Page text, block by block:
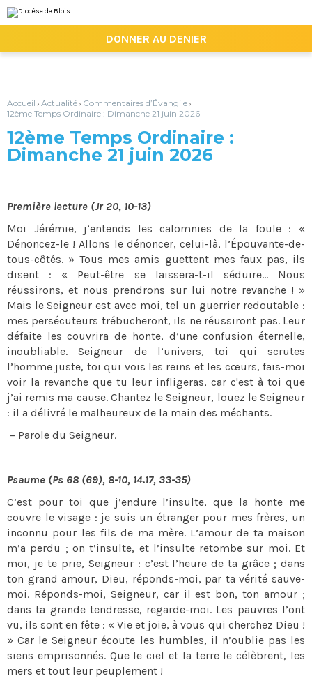
au
contenu.
la
personnels
DONNER AU DENIER
Accueil › Actualité› Commentaires d’Évangile›
12ème Temps Ordinaire : Dimanche 21 juin 2026
12ème Temps Ordinaire :
Dimanche 21 juin 2026
Première lecture (Jr 20, 10-13)
Moi Jérémie, j’entends les calomnies de la foule : «
Dénoncez-le ! Allons le dénoncer, celui-là, l’Épouvante-de-
tous-côtés. » Tous mes amis guettent mes faux pas, ils
disent : « Peut-être se laissera-t-il séduire... Nous
réussirons, et nous prendrons sur lui notre revanche ! »
Mais le Seigneur est avec moi, tel un guerrier redoutable :
mes persécuteurs trébucheront, ils ne réussiront pas. Leur
défaite les couvrira de honte, d’une confusion éternelle,
inoubliable. Seigneur de l’univers, toi qui scrutes
l’homme juste, toi qui vois les reins et les cœurs, fais-moi
voir la revanche que tu leur infligeras, car c'est à toi que
j’ai remis ma cause. Chantez le Seigneur, louez le Seigneur
: il a délivré le malheureux de la main des méchants.
– Parole du Seigneur.
Psaume (Ps 68 (69), 8-10, 14.17, 33-35)
C’est pour toi que j’endure l’insulte, que la honte me
couvre le visage : je suis un étranger pour mes frères, un
inconnu pour les fils de ma mère. L’amour de ta maison
m’a perdu ; on t’insulte, et l’insulte retombe sur moi. Et
moi, je te prie, Seigneur : c’est l’heure de ta grâce ; dans
ton grand amour, Dieu, réponds-moi, par ta vérité sauve-
moi. Réponds-moi, Seigneur, car il est bon, ton amour ;
dans ta grande tendresse, regarde-moi. Les pauvres l’ont
vu, ils sont en fête : « Vie et joie, à vous qui cherchez Dieu !
» Car le Seigneur écoute les humbles, il n’oublie pas les
siens emprisonnés. Que le ciel et la terre le célèbrent, les
mers et tout leur peuplement !